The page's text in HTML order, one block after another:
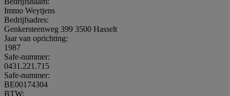
Immo Weytjens
Bedrijfsadres:
Genkersteenweg 399 3500 Hasselt
Jaar van oprichting:
1987
Safe-nummer:
0431.221.715
Safe-nummer:
BE00174304
BTW: